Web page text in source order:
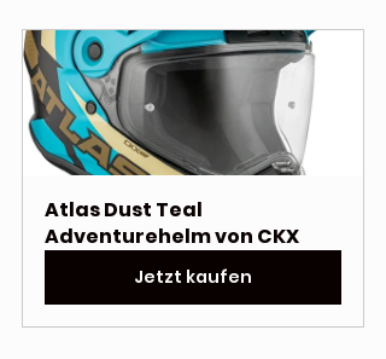
Atlas Dust Teal
Adventurehelm von CKX
Jetzt kaufen